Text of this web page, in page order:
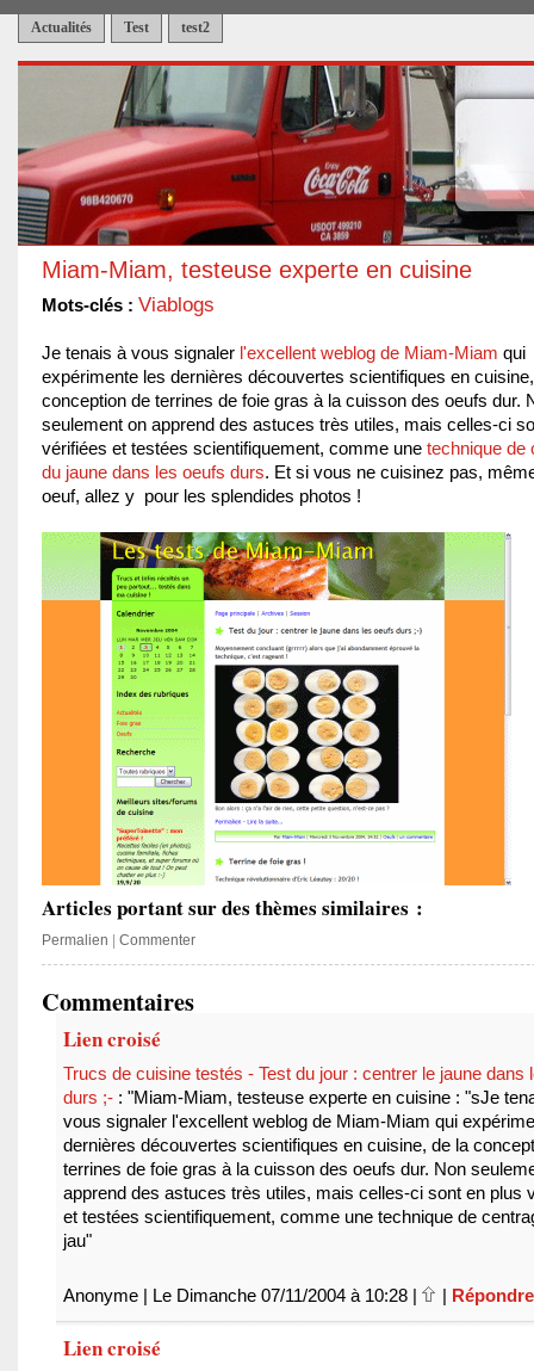
Actualités Test test2
Miam-Miam, testeuse experte en cuisine
Mots-clés : Viablogs
Je tenais à vous signaler l'excellent weblog de Miam-Miam qui
expérimente les dernières découvertes scientifiques en
conception de terrines de foie gras à la cuisson des oeufs dur.
seulement on apprend des astuces très utiles, mais celles-ci
vérifiées et testées scientifiquement, comme une technique de
du jaune dans les oeufs durs. Et si vous ne cuisinez pas,
oeuf, allez y pour les splendides photos !
Articles portant sur des thèmes similaires :
Permalien Commenter
Commentaires
Lien croisé
Trucs de cuisine testés - Test du jour : centrer le jaune dans
durs ;- : "Miam-Miam, testeuse experte en cuisine : "sJe
vous signaler l'excellent weblog de Miam-Miam qui
dernières découvertes scientifiques en cuisine, de la
terrines de foie gras à la cuisson des oeufs dur. Non
apprend des astuces très utiles, mais celles-ci sont en plus
et testées scientifiquement, comme une technique de
jau"
Anonyme | Le Dimanche 07/11/2004 à 10:28 | Répondre
Lien croisé